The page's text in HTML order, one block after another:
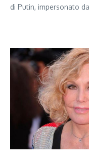
di Putin, impersonato